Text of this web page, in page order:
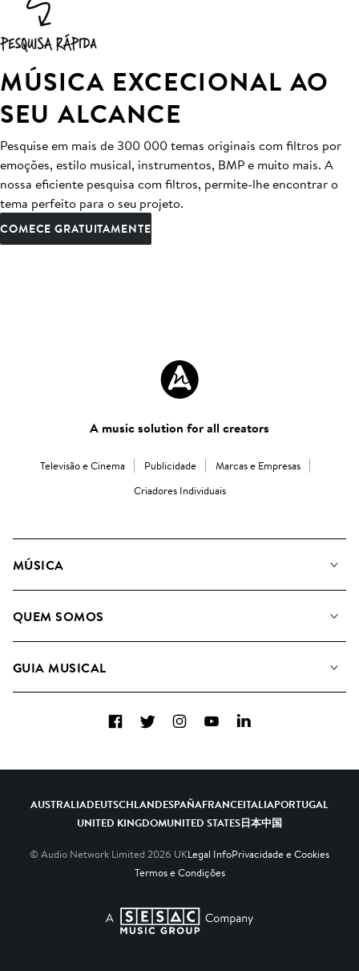
MÚSICA EXCECIONAL AO
SEU ALCANCE
Pesquise em mais de 300 000 temas originais com filtros por
emoções, estilo musical, instrumentos, BMP e muito mais. A
nossa eficiente pesquisa com filtros, permite-lhe encontrar o
tema perfeito para o seu projeto.
COMECE GRATUITAMENTE
A music solution for all creators
Televisão e Cinema Publicidade
Marcas e Empresas
Criadores Individuais
MÚSICA
Pesquisar
QUEM SOMOS
Como usamos a IA
GUIA MUSICAL
FacebookTwitterInstagramYouTubeLinkedIn
AUSTRALIADEUTSCHLANDESPAÑAFRANCEITALIAPORTUGAL
UNITED KINGDOMUNITED STATES日本中国
© Audio Network Limited 2026 UKLegal InfoPrivacidade e Cookies
Termos e Condições
A SESAC Company